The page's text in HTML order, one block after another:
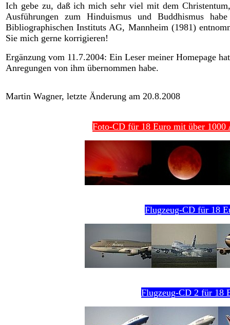
Ich gebe zu, daß ich mich sehr viel mit dem
Ausführungen zum Hinduismus und Buddhismus
Bibliographischen Instituts AG, Mannheim (1981)
Sie mich gerne korrigieren!
Ergänzung vom 11.7.2004: Ein Leser meiner Homepage
Anregungen von ihm übernommen habe.
Martin Wagner, letzte Änderung am 20.8.2008
Foto-CD für 18 Euro mit über
Flugzeug-CD für 18
Flugzeug-CD 2 für 18